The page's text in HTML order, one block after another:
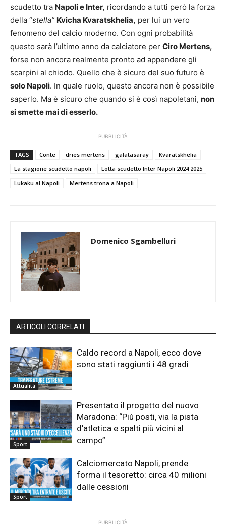
scudetto tra Napoli e Inter, ricordando a tutti però la forza
della “stella” Kvicha Kvaratskhelia, per lui un vero
fenomeno del calcio moderno. Con ogni probabilità
questo sarà l’ultimo anno da calciatore per Ciro Mertens,
forse non ancora realmente pronto ad appendere gli
scarpini al chiodo. Quello che è sicuro del suo futuro è
solo Napoli. In quale ruolo, questo ancora non è possibile
saperlo. Ma è sicuro che quando si è così napoletani, non
si smette mai di esserlo.
PUBBLICITÀ
TAGS Conte dries mertens galatasaray
Kvaratskhelia
La stagione scudetto napoli
Lotta scudetto Inter Napoli 2024 2025
Lukaku al Napoli
Mertens trona a Napoli
Domenico Sgambelluri
ARTICOLI CORRELATI
Attualità
Caldo record a Napoli, ecco dove
sono stati raggiunti i 48 gradi
Sport
Presentato il progetto del nuovo
Maradona: “Più posti, via la pista
d’atletica e spalti più vicini al
campo”
Sport
Calciomercato Napoli, prende
forma il tesoretto: circa 40 milioni
dalle cessioni
PUBBLICITÀ